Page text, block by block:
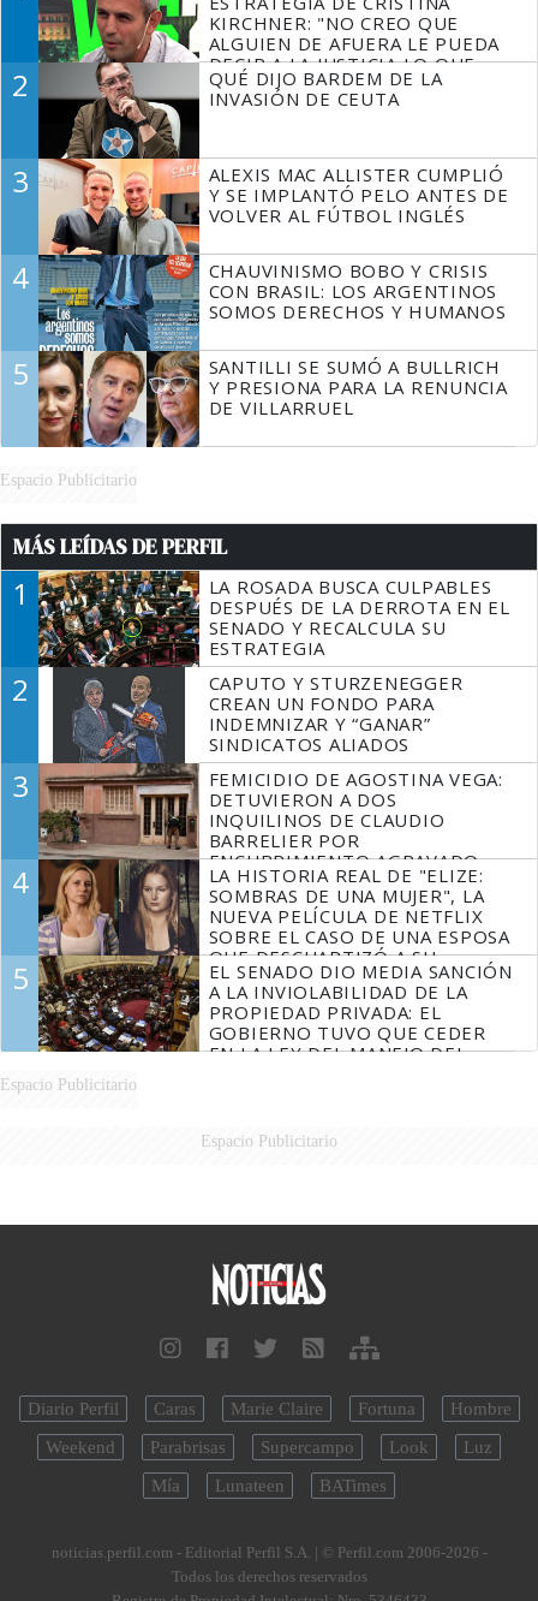
KIRCHNER: "NO CREO QUE
ALGUIEN DE AFUERA LE PUEDA
DECIR A LA JUSTICIA LO QUE
TIENE QUE HACER"
2
QUÉ DIJO BARDEM DE LA
INVASIÓN DE CEUTA
3
ALEXIS MAC ALLISTER CUMPLIÓ
Y SE IMPLANTÓ PELO ANTES DE
VOLVER AL FÚTBOL INGLÉS
4
CHAUVINISMO BOBO Y CRISIS
CON BRASIL: LOS ARGENTINOS
SOMOS DERECHOS Y HUMANOS
5
SANTILLI SE SUMÓ A BULLRICH
Y PRESIONA PARA LA RENUNCIA
DE VILLARRUEL
Espacio Publicitario
MÁS LEÍDAS DE PERFIL
1
LA ROSADA BUSCA CULPABLES
DESPUÉS DE LA DERROTA EN EL
SENADO Y RECALCULA SU
ESTRATEGIA
2
CAPUTO Y STURZENEGGER
CREAN UN FONDO PARA
INDEMNIZAR Y “GANAR”
SINDICATOS ALIADOS
3
FEMICIDIO DE AGOSTINA VEGA:
DETUVIERON A DOS
INQUILINOS DE CLAUDIO
BARRELIER POR
ENCUBRIMIENTO AGRAVADO
4
LA HISTORIA REAL DE "ELIZE:
SOMBRAS DE UNA MUJER", LA
NUEVA PELÍCULA DE NETFLIX
SOBRE EL CASO DE UNA ESPOSA
QUE DESCUARTIZÓ A SU
MARIDO
5
EL SENADO DIO MEDIA SANCIÓN
A LA INVIOLABILIDAD DE LA
PROPIEDAD PRIVADA: EL
GOBIERNO TUVO QUE CEDER
EN LA LEY DEL MANEJO DEL
Espacio Publicitario
Espacio Publicitario
Diario Perfil Caras Marie Claire Fortuna
Hombre
Weekend
Parabrisas Supercampo Look
Luz
Mía
Lunateen BATimes
noticias.perfil.com - Editorial Perfil S.A. | © Perfil.com 2006-2026 -
Todos los derechos reservados